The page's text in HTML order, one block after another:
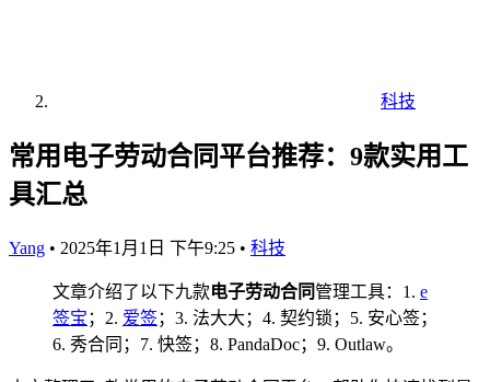
科技
常用电子劳动合同平台推荐：9款实用工
具汇总
Yang • 2025年1月1日 下午9:25 • 科技
文章介绍了以下九款电子劳动合同 管理工具：1. e
签宝 ；2. 爱签；3. 法大大；4. 契约锁；5. 安心签；
6. 秀合同；7. 快签；8. PandaDoc；9. Outlaw。